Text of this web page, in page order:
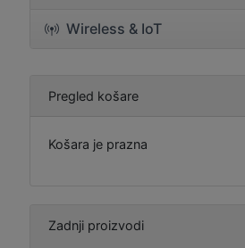
Wireless & IoT
Pregled košare
Košara je prazna
Zadnji proizvodi